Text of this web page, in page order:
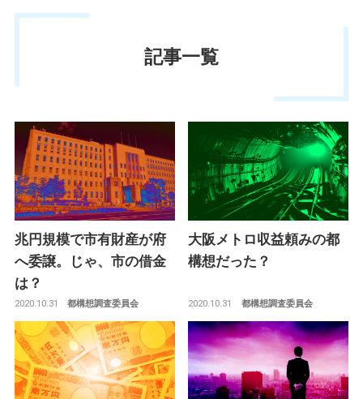
記事一覧
兆円規模で市有財産が府
へ委譲。じゃ、市の借金
は？
都構想調査委員会
2020.10.31
大阪メトロ収益頼みの都
構想だった？
都構想調査委員会
2020.10.31